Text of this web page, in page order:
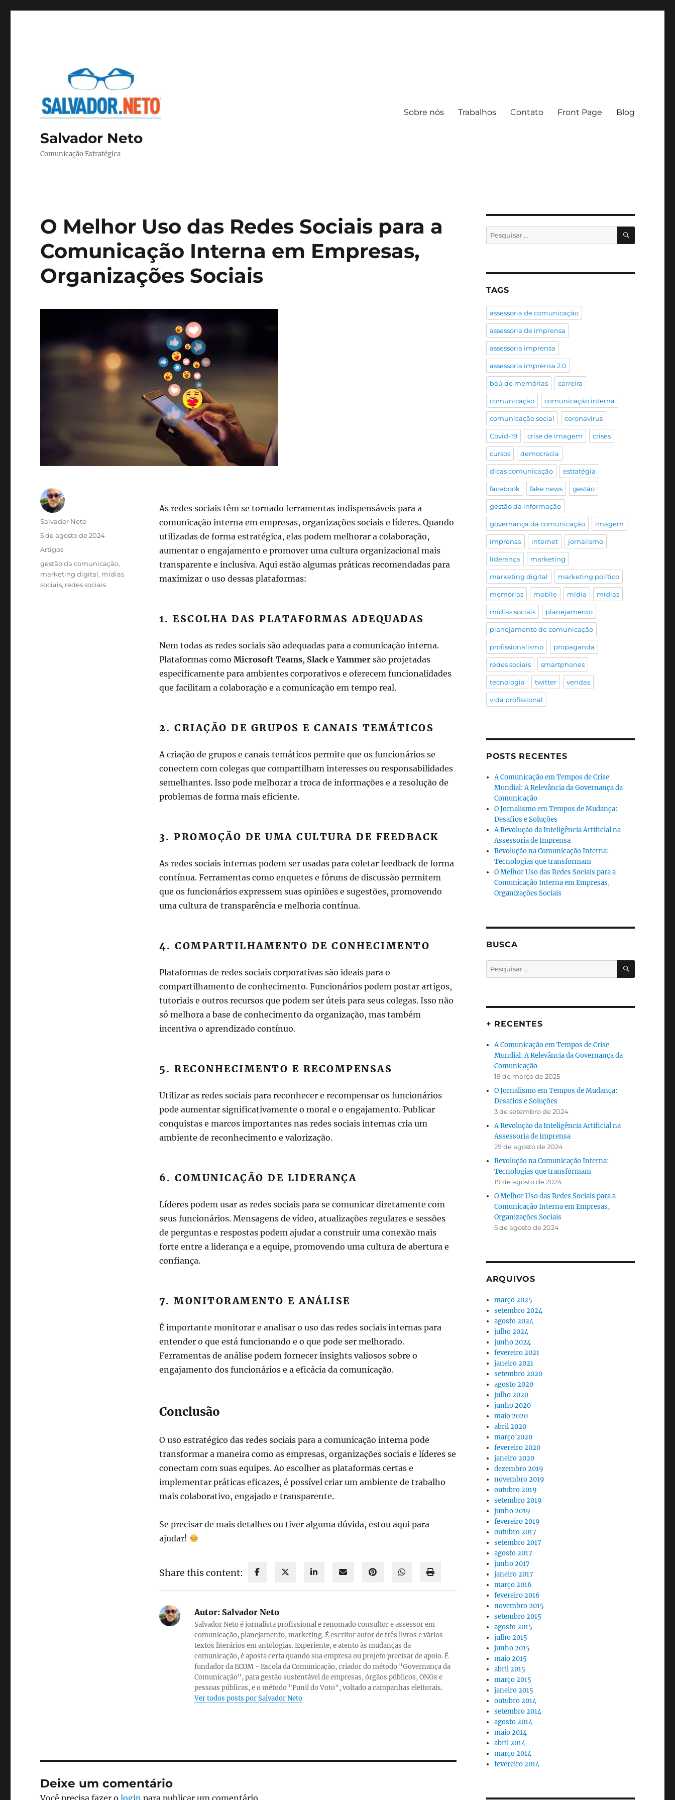
Salvador Neto
Comunicação Estratégica
Sobre nós Trabalhos Contato Front Page Blog
O Melhor Uso das Redes Sociais para a
Comunicação Interna em Empresas,
Organizações Sociais
As redes sociais têm se tornado ferramentas indispensáveis para a
comunicação interna em empresas, organizações sociais e líderes. Quando
utilizadas de forma estratégica, elas podem melhorar a colaboração,
aumentar o engajamento e promover uma cultura organizacional mais
transparente e inclusiva. Aqui estão algumas práticas recomendadas para
maximizar o uso dessas plataformas:
1. ESCOLHA DAS PLATAFORMAS ADEQUADAS
Nem todas as redes sociais são adequadas para a comunicação interna.
Plataformas como Microsoft Teams, SlackeYammersão projetadas
especificamente para ambientes corporativos e oferecem funcionalidades
que facilitam a colaboração e a comunicação em tempo real.
2. CRIAÇÃO DE GRUPOS E CANAIS TEMÁTICOS
A criação de grupos e canais temáticos permite que os funcionários se
conectem com colegas que compartilham interesses ou responsabilidades
semelhantes. Isso pode melhorar a troca de informações e a resolução de
problemas de forma mais eficiente.
3. PROMOÇÃO DE UMA CULTURA DE FEEDBACK
As redes sociais internas podem ser usadas para coletar feedback de forma
contínua. Ferramentas como enquetes e fóruns de discussão permitem
que os funcionários expressem suas opiniões e sugestões, promovendo
uma cultura de transparência e melhoria contínua.
4. COMPARTILHAMENTO DE CONHECIMENTO
Plataformas de redes sociais corporativas são ideais para o
compartilhamento de conhecimento. Funcionários podem postar artigos,
tutoriais e outros recursos que podem ser úteis para seus colegas. Isso não
só melhora a base de conhecimento da organização, mas também
incentiva o aprendizado contínuo.
5. RECONHECIMENTO E RECOMPENSAS
Utilizar as redes sociais para reconhecer e recompensar os funcionários
pode aumentar significativamente o moral e o engajamento. Publicar
conquistas e marcos importantes nas redes sociais internas cria um
ambiente de reconhecimento e valorização.
6. COMUNICAÇÃO DE LIDERANÇA
Líderes podem usar as redes sociais para se comunicar diretamente com
seus funcionários. Mensagens de vídeo, atualizações regulares e sessões
de perguntas e respostas podem ajudar a construir uma conexão mais
forte entre a liderança e a equipe, promovendo uma cultura de abertura e
confiança.
7. MONITORAMENTO E ANÁLISE
É importante monitorar e analisar o uso das redes sociais internas para
entender o que está funcionando e o que pode ser melhorado.
Ferramentas de análise podem fornecer insights valiosos sobre o
engajamento dos funcionários e a eficácia da comunicação.
Conclusão
O uso estratégico das redes sociais para a comunicação interna pode
transformar a maneira como as empresas, organizações sociais e líderes se
conectam com suas equipes. Ao escolher as plataformas certas e
implementar práticas eficazes, é possível criar um ambiente de trabalho
mais colaborativo, engajado e transparente.
Se precisar de mais detalhes ou tiver alguma dúvida, estou aqui para
ajudar!
Share this content:
Autor:Salvador Neto
Salvador Neto é jornalista profissional e renomado consultor e assessor em
comunicação, planejamento, marketing. É escritor autor de três livros e vários
textos literários em antologias. Experiente, e atento às mudanças da
comunicação, é aposta certa quando sua empresa ou projeto precisar de apoio. É
fundador da ECOM - Escola da Comunicação, criador do método "Governança da
Comunicação", para gestão sustentável de empresas, órgãos públicos, ONGs e
pessoas públicas, e o método "Funil do Voto", voltado a campanhas eleitorais.
Ver todos posts por Salvador Neto
Autor
Salvador Neto
Publicado
em
5 de agosto de 2024
Categorias
Artigos
Tags
gestão da comunicação,
marketing digital, mídias
sociais, redes sociais
Deixe um comentário
Pesquisar
por:
TAGS
assessoria de comunicação
assessoria de imprensa
assessoria imprensa
assessoria imprensa 2.0
baú de memórias carreira
comunicação comunicação interna
comunicação social coronavírus
Covid-19 crise de imagem crises
cursos democracia
dicas comunicação estratégia
facebook fake news gestão
gestão da informação
governança da comunicação imagem
imprensa internet jornalismo
liderança marketing
marketing digital marketing político
memórias mobile mídia mídias
mídias sociais planejamento
planejamento de comunicação
profissionalismo propaganda
redes sociais smartphones
tecnologia twitter vendas
vida profissional
POSTS RECENTES
A Comunicação em Tempos de Crise
Mundial: A Relevância da Governança da
Comunicação
O Jornalismo em Tempos de Mudança:
Desafios e Soluções
A Revolução da Inteligência Artificial na
Assessoria de Imprensa
Revolução na Comunicação Interna:
Tecnologias que transformam
O Melhor Uso das Redes Sociais para a
Comunicação Interna em Empresas,
Organizações Sociais
BUSCA
Pesquisar
por:
+ RECENTES
A Comunicação em Tempos de Crise
Mundial: A Relevância da Governança da
Comunicação
19 de março de 2025
O Jornalismo em Tempos de Mudança:
Desafios e Soluções
3 de setembro de 2024
A Revolução da Inteligência Artificial na
Assessoria de Imprensa
29 de agosto de 2024
Revolução na Comunicação Interna:
Tecnologias que transformam
19 de agosto de 2024
O Melhor Uso das Redes Sociais para a
Comunicação Interna em Empresas,
Organizações Sociais
5 de agosto de 2024
ARQUIVOS
março 2025
setembro 2024
agosto 2024
julho 2024
junho 2024
fevereiro 2021
janeiro 2021
setembro 2020
agosto 2020
julho 2020
junho 2020
maio 2020
abril 2020
março 2020
fevereiro 2020
janeiro 2020
dezembro 2019
novembro 2019
outubro 2019
setembro 2019
junho 2019
fevereiro 2019
outubro 2017
setembro 2017
agosto 2017
junho 2017
janeiro 2017
março 2016
fevereiro 2016
novembro 2015
setembro 2015
agosto 2015
julho 2015
junho 2015
maio 2015
abril 2015
março 2015
janeiro 2015
outubro 2014
setembro 2014
agosto 2014
maio 2014
abril 2014
março 2014
fevereiro 2014